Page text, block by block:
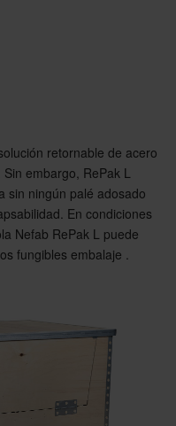
retornable de acero
embargo, RePak L
sin ningún palé adosado
En condiciones
Nefab RePak L puede
fungibles embalaje .